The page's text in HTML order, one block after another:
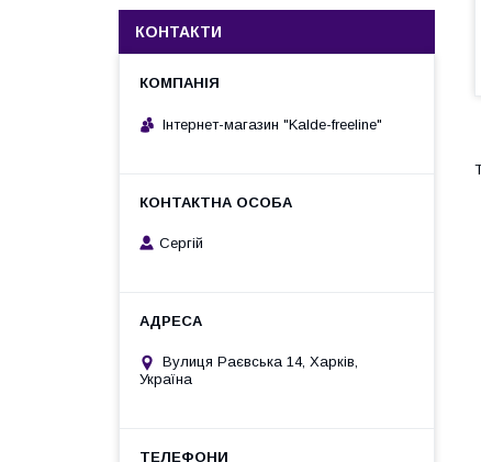
КОНТАКТИ
Інтернет-магазин "Kalde-freeline"
Сергій
Вулиця Раєвська 14, Харків,
Україна